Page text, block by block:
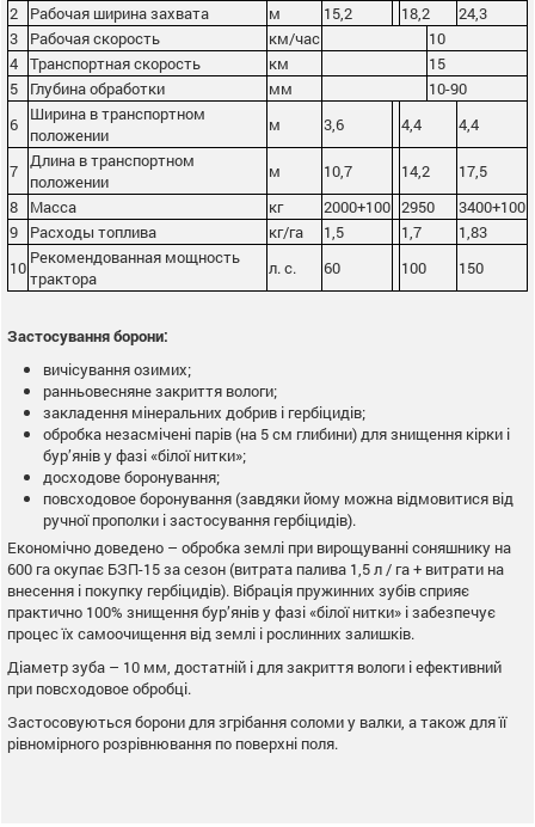
2
Рабочая ширина захвата м 15,2 18,2
24,3
3
Рабочая скорость км/час
10
4 Транспортная скорость км
15
5
Глубина обработки мм
10-90
6
Ширина в транспортном
положении
м 3,6 4,4 4,4
7
Длина в транспортном
положении
м 10,7 14,2
17,5
8
Масса кг 2000+100 2950
3400+100
9
Расходы топлива кг/га 1,5 1,7
1,83
10 Рекомендованная мощность
трактора
л. с. 60 100 150
Застосування борони:
вичісування озимих;
ранньовесняне закриття вологи;
закладення мінеральних добрив і гербіцидів;
обробка незасмічені парів (на 5 см глибини) для знищення кірки і
бур’янів у фазі «білої нитки»;
досходове боронування;
повсходовое боронування (завдяки йому можна відмовитися від
ручної прополки і застосування гербіцидів).
Економічно доведено – обробка землі при вирощуванні соняшнику на
600 га окупає БЗП-15 за сезон (витрата палива 1,5 л / га + витрати на
внесення і покупку гербіцидів). Вібрація пружинних зубів сприяє
практично 100% знищення бур’янів у фазі «білої нитки» і забезпечує
процес їх самоочищення від землі і рослинних залишків.
Діаметр зуба – 10 мм, достатній і для закриття вологи і ефективний
при повсходовое обробці.
Застосовуються борони для згрібання соломи у валки, а також для її
рівномірного розрівнювання по поверхні поля.